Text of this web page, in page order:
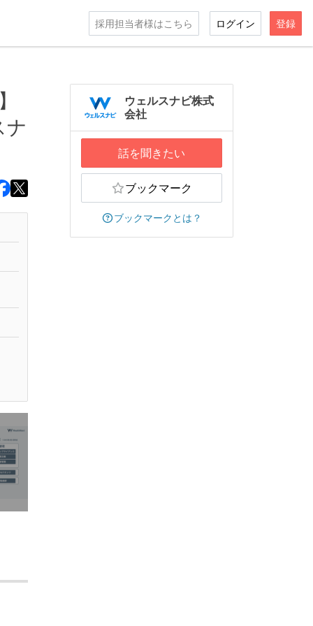
採用担当者様はこちら ログイン 登録
ナ
ウェルスナビ株式
会社
話を聞きたい
ブックマーク
ブックマークとは？